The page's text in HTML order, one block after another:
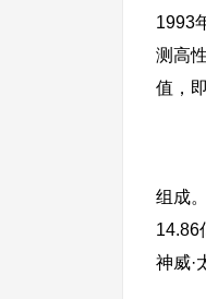
1993
测高
值，
组成
14.86
神威·